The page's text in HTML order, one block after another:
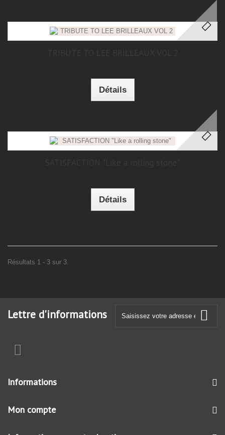
Détails
Détails
Résultats 1 - 3 sur 3.
Lettre d'informations
Informations
Mon compte